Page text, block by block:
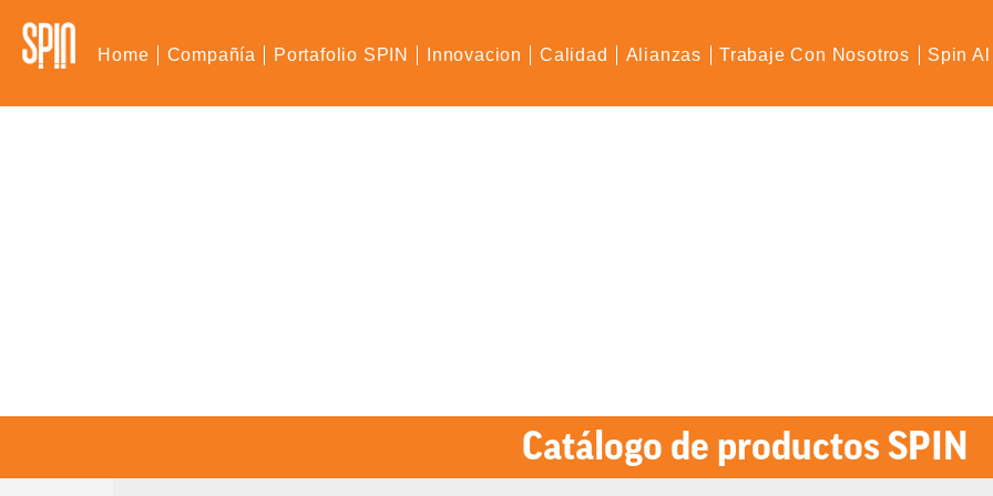
Home Compañía Portafolio SPIN Innovacion Calidad Alianzas Trabaje Con Nosotros Spin
Catálogo de productos SPIN